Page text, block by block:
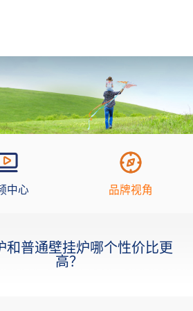
中心 品牌视角
和普通壁挂炉哪个性价比更
高？